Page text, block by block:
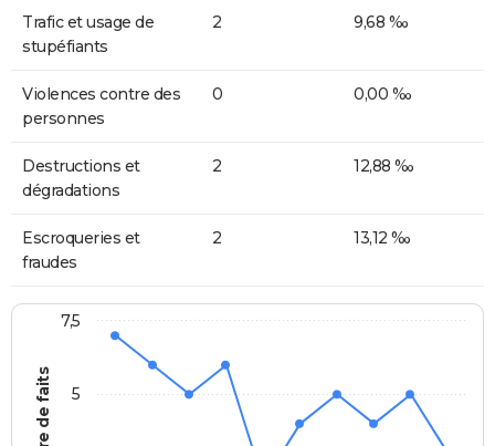
Trafic et usage de
stupéfiants
2 9,68 ‰
Violences contre des
personnes
0 0,00 ‰
Destructions et
dégradations
2 12,88 ‰
Escroqueries et
fraudes
2 13,12 ‰
5
7,5